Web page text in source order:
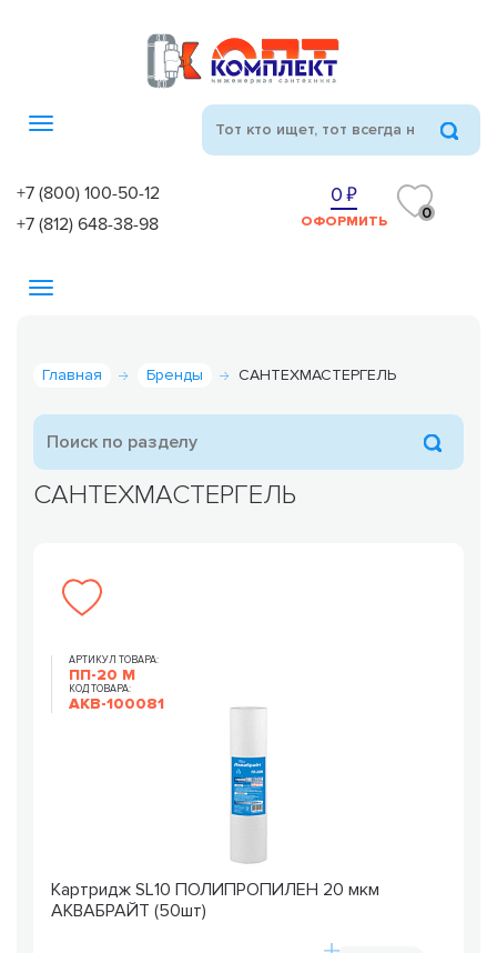
Toggle
+7 (800) 100-50-12
+7 (812) 648-38-98
0
ОФОРМИТЬ 0
Toggle
Главная Бренды САНТЕХМАСТЕРГЕЛЬ
САНТЕХМАСТЕРГЕЛЬ
АРТИКУЛ ТОВАРА:
ПП-20 М
КОД ТОВАРА:
AKB-100081
Картридж SL10 ПОЛИПРОПИЛЕН 20 мкм
АКВАБРАЙТ (50шт)